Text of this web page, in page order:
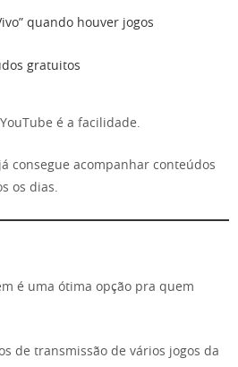
quando houver jogos
gratuitos
é a facilidade.
consegue acompanhar conteúdos
os dias.
é uma ótima opção pra quem
de transmissão de vários jogos da